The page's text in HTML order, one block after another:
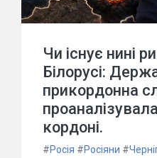
Чи існує нині
Білорусі:
прикордонна
кордоні.
#Росія #Росіяни #